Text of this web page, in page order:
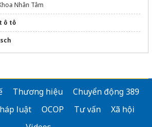
Nhân Tâm
ô tô
Thương hiệu
Chuyển động 389
luật
OCOP Tư vấn
Xã hội